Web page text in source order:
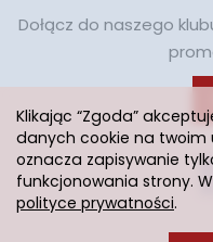
Dołącz do naszego
Klikając “Zgoda”
danych cookie na twoim
oznacza zapisywanie
funkcjonowania strony.
polityce prywatności.